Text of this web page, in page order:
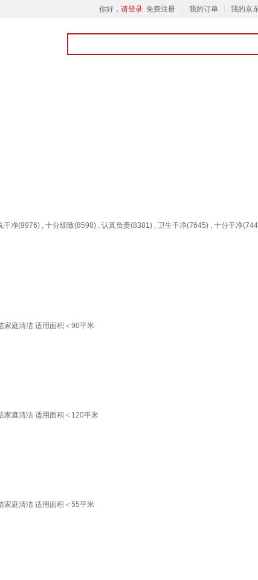
你好， 请登录 免费注册 我的订单 我的京
净(9976) , 十分细致(8598) , 认真负责(8381) , 卫生干净(7645) , 十分干净
家庭清洁 适用面积＜90平米
家庭清洁 适用面积＜120平米
家庭清洁 适用面积＜55平米